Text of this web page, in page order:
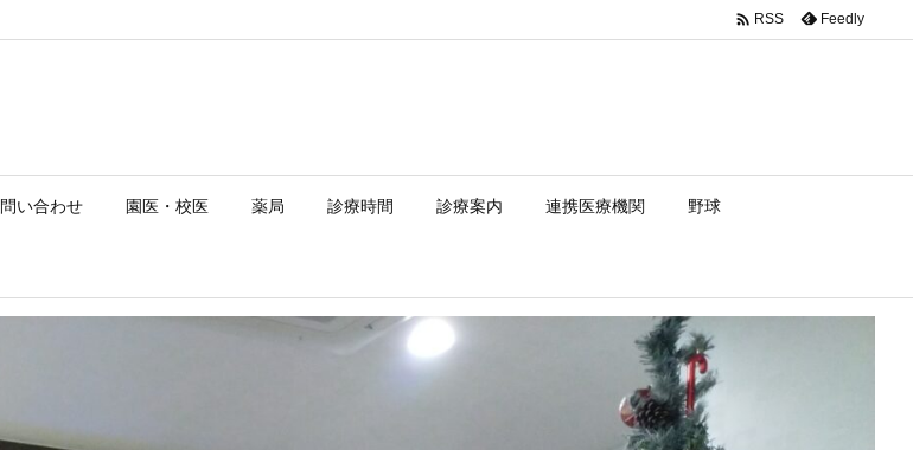
問い合わせ 園医・校医 薬局 診療時間 診療案内 連携医療機関 野球
 RSS Feedly